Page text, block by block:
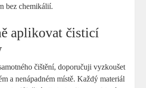
bez chemikálií.
aplikovat čisticí
čištění, doporučuji vyzkoušet
a nenápadném místě. Každý materiál